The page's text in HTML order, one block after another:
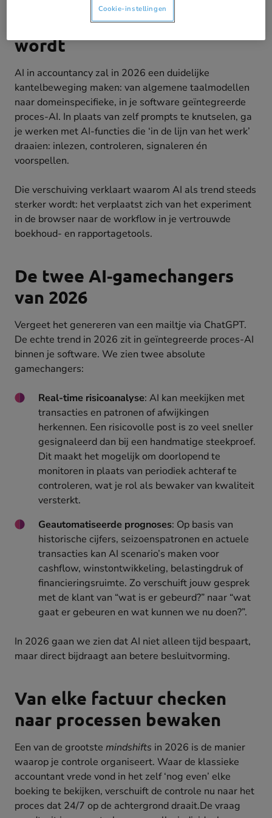
AI - een trend die sterker
wordt
AI in accountancy zal in 2026 een duidelijke
kantelbeweging maken: van algemene taalmodellen
naar domeinspecifieke, in je software geïntegreerde
proces-AI. In plaats van zelf prompts te knutselen, ga
je werken met AI-functies die ‘in de lijn van het werk’
draaien: inlezen, controleren, signaleren én
voorspellen.
Die verschuiving verklaart waarom AI als trend steeds
sterker wordt: het verplaatst zich van het experiment
in de browser naar de workflow in je vertrouwde
boekhoud- en rapportagetools.
De twee AI‑gamechangers
van 2026
Vergeet het genereren van een mailtje via ChatGPT.
De echte trend in 2026 zit in geïntegreerde proces-AI
binnen je software. We zien twee absolute
gamechangers:
Real-time risicoanalyse: AI kan meekijken met
transacties en patronen of afwijkingen
herkennen. Een risicovolle post is zo veel sneller
gesignaleerd dan bij een handmatige steekproef.
Dit maakt het mogelijk om doorlopend te
monitoren in plaats van periodiek achteraf te
controleren, wat je rol als bewaker van kwaliteit
versterkt.
Geautomatiseerde prognoses: Op basis van
historische cijfers, seizoenspatronen en actuele
transacties kan AI scenario’s maken voor
cashflow, winstontwikkeling, belastingdruk of
financieringsruimte. Zo verschuift jouw gesprek
met de klant van “wat is er gebeurd?” naar “wat
gaat er gebeuren en wat kunnen we nu doen?”.
In 2026 gaan we zien dat AI niet alleen tijd bespaart,
maar direct bijdraagt aan betere besluitvorming.
Van elke factuur checken
naar processen bewaken
Een van de grootste mindshifts in 2026 is de manier
waarop je controle organiseert. Waar de klassieke
accountant vrede vond in het zelf ‘nog even’ elke
boeking te bekijken, verschuift de controle nu naar het
proces dat 24/7 op de achtergrond draait.De vraag
Cookie-instellingen